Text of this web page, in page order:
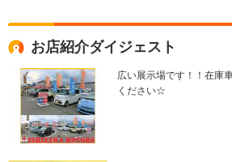
お店紹介ダイジェスト
広い展示場です！！在庫
ください☆